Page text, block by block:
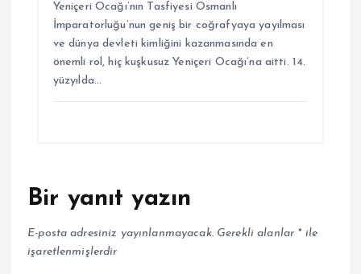
Yeniçeri Ocağı’nın Tasfiyesi Osmanlı
İmparatorluğu’nun geniş bir coğrafyaya yayılması
ve dünya devleti kimliğini kazanmasında en
önemli rol, hiç kuşkusuz Yeniçeri Ocağı’na aitti. 14.
yüzyılda…
Bir yanıt yazın
E-posta adresiniz yayınlanmayacak. Gerekli alanlar *ile
işaretlenmişlerdir